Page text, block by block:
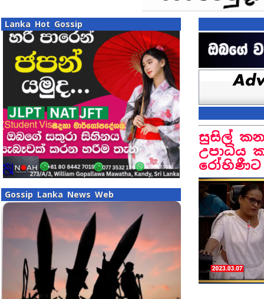
Lanka Hot Gossip
Gossip Lanka News Web
සුසිල්
උපාධිය
රෝහිණීට